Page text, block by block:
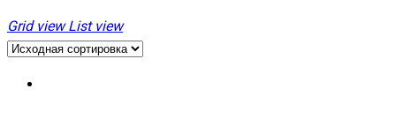
Grid view List view